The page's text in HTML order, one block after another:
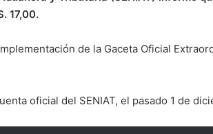
17,00.
de la Gaceta Oficial
oficial del SENIAT, el pasado 1 de